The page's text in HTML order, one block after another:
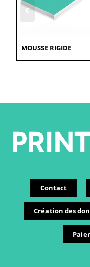
‹
MOUSSE RIGIDE
Contact
Création des